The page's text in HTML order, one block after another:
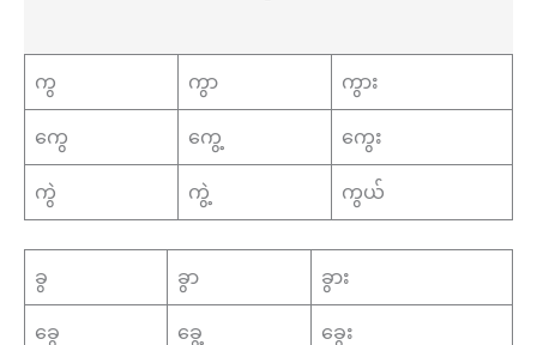
ကွ ကွာ ကွား
ကွေ ကွေ့ ကွေး
ကွဲ ကွဲ့ ကွယ်
ခွ ခွာ ခွား
ခွေ ခွေ့ ခွေး